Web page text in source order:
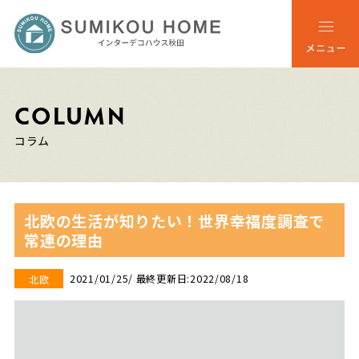
COLUMN
コラム
北欧の生活が知りたい！世界幸福度調査で
常連の理由
北欧 2021/01/25/ 最終更新日:2022/08/18